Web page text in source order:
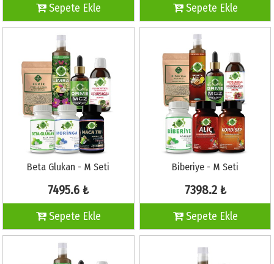
Sepete Ekle Sepete Ekle
Beta Glukan - M Seti
7495.6 ₺
Sepete Ekle
Biberiye - M Seti
7398.2 ₺
Sepete Ekle